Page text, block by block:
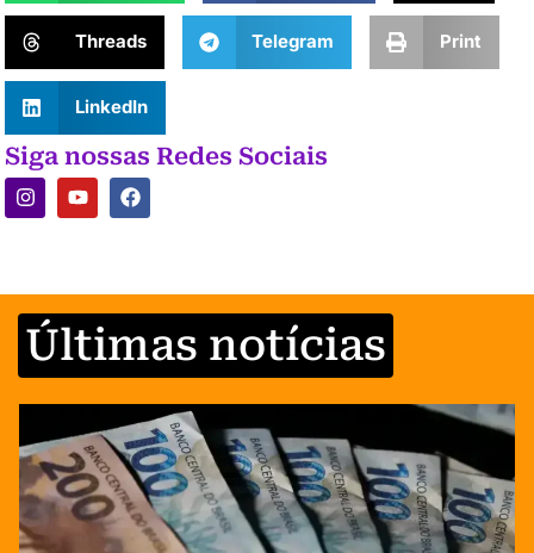
Threads Telegram Print
LinkedIn
Siga nossas Redes Sociais
Últimas notícias